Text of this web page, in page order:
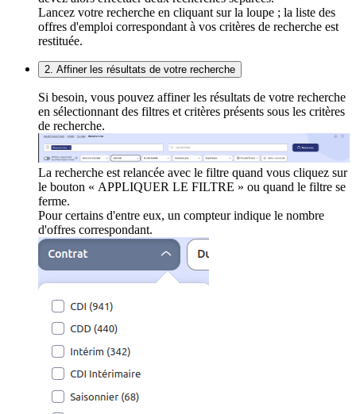
Lancez votre recherche en cliquant sur la loupe ; la liste des
offres d'emploi correspondant à vos critères de recherche est
restituée.
2. Affiner les résultats de votre recherche
Si besoin, vous pouvez affiner les résultats de votre recherche
en sélectionnant des filtres et critères présents sous les critères
de recherche.
La recherche est relancée avec le filtre quand vous cliquez sur
le bouton « APPLIQUER LE FILTRE » ou quand le filtre se
ferme.
Pour certains d'entre eux, un compteur indique le nombre
d'offres correspondant.